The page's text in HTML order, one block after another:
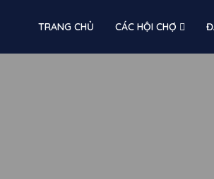
TRANG CHỦ CÁC HỘI CHỢ